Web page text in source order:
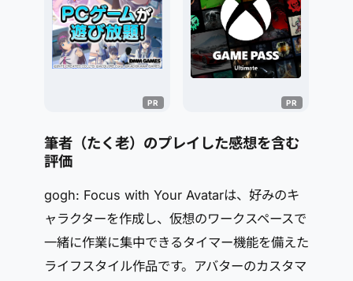
筆者（たく老）のプレイした感想を含む
評価
gogh: Focus with Your Avatarは、好みのキ
ャラクターを作成し、仮想のワークスペースで
一緒に作業に集中できるタイマー機能を備えた
ライフスタイル作品です。アバターのカスタマ